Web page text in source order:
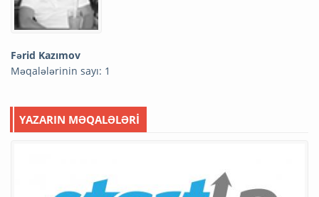
Fərid Kazımov
Məqalələrinin sayı: 1
YAZARIN MƏQALƏLƏRİ